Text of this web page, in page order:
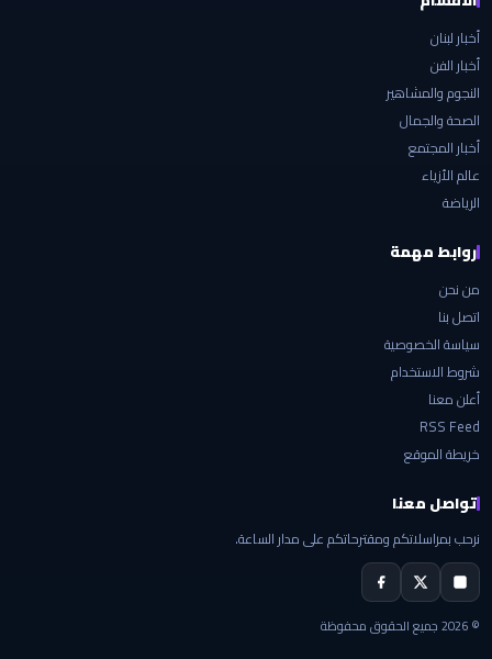
أخبار لبنان
أخبار الفن
النجوم والمشاهير
الصحة والجمال
أخبار المجتمع
عالم الأزياء
الرياضة
روابط مهمة
من نحن
اتصل بنا
سياسة الخصوصية
شروط الاستخدام
أعلن معنا
RSS Feed
خريطة الموقع
تواصل معنا
نرحب بمراسلاتكم ومقترحاتكم على مدار الساعة.
© 2026 جميع الحقوق محفوظة